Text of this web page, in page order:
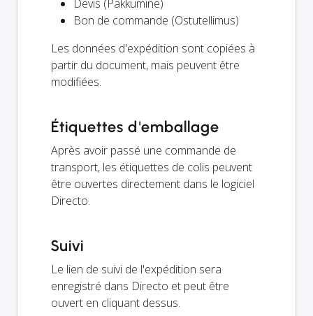
Devis (Pakkumine)
Bon de commande (Ostutellimus)
Les données d'expédition sont copiées à
partir du document, mais peuvent être
modifiées.
Étiquettes d'emballage
Après avoir passé une commande de
transport, les étiquettes de colis peuvent
être ouvertes directement dans le logiciel
Directo.
Suivi
Le lien de suivi de l'expédition sera
enregistré dans Directo et peut être
ouvert en cliquant dessus.